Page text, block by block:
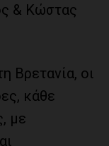
& Κώστας
Βρετανία, οι
κάθε
με